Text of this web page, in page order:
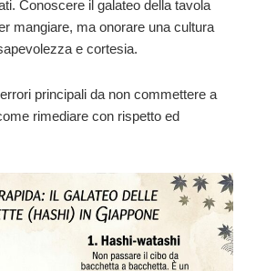
Conoscere il galateo della tavola
mangiare, ma onorare una cultura
e cortesia.
principali da non commettere a
rimediare con rispetto ed